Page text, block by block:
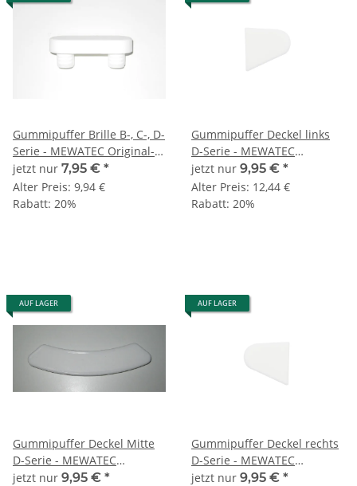
Gummipuffer Brille B-, C-, D-
Serie - MEWATEC Original-
Ersatzteil
jetzt nur 7,95 € *
Alter Preis: 9,94 €
Rabatt: 20%
Gummipuffer Deckel links
D-Serie - MEWATEC
Original-Ersatzteil
jetzt nur 9,95 € *
Alter Preis: 12,44 €
Rabatt: 20%
AUF LAGER
Gummipuffer Deckel Mitte
D-Serie - MEWATEC
Original-Ersatzteil
jetzt nur 9,95 € *
AUF LAGER
Gummipuffer Deckel rechts
D-Serie - MEWATEC
Original-Ersatzteil
jetzt nur 9,95 € *